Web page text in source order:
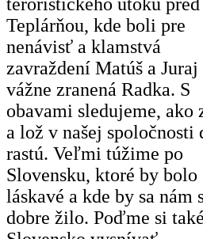
teroristického útoku pred
Teplárňou, kde boli pre
nenávisť a klamstvá
zavraždení Matúš a Juraj
vážne zranená Radka. S
obavami sledujeme, ako
a lož v našej spoločnosti
rastú. Veľmi túžime po
Slovensku, ktoré by bolo
láskavé a kde by sa nám
dobre žilo. Poďme si také